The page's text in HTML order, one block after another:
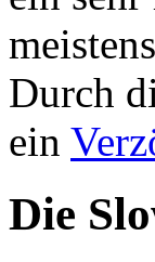
Durch
ein
Die